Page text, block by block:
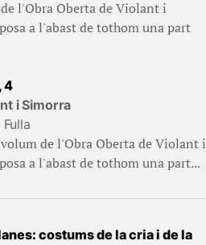
l'Obra Oberta de Violant i
a l'abast de tothom una part
4
i Simorra
de l'Obra Oberta de Violant i
a l'abast de tothom una part...
costums de la cria i de la